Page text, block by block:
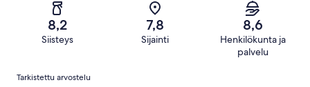
arvostelua
arvostelua
arvostelua
8,2
Siisteys
7,8
Sijainti
8,6
Henkilökunta ja
palvelu
Arvostelut
Tarkistettu arvostelu